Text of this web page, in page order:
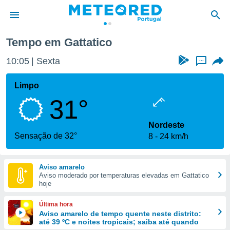
da
foi
fornecidas
a este
das
e
forma
digital
Tempo em Gattatico
10:06 Sexta ...
Limpo
31°
Sensação de 32°
Nordeste
8
24 km/h
Aviso amarelo
Aviso moderado por temperaturas elevadas em Gattatico
hoje
Última hora
Aviso amarelo de tempo quente neste distrito:
até 39 ºC e noites tropicais; saiba até quando